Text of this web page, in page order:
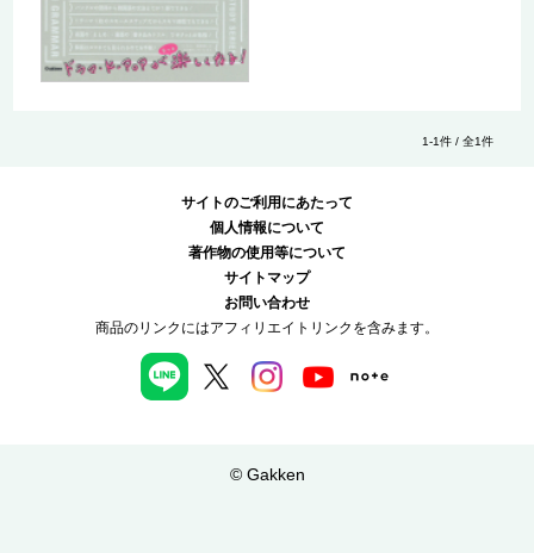
1-1件 / 全1件
サイトのご利用にあたって
個人情報について
著作物の使用等について
サイトマップ
お問い合わせ
商品のリンクにはアフィリエイトリンクを含みます。
© Gakken